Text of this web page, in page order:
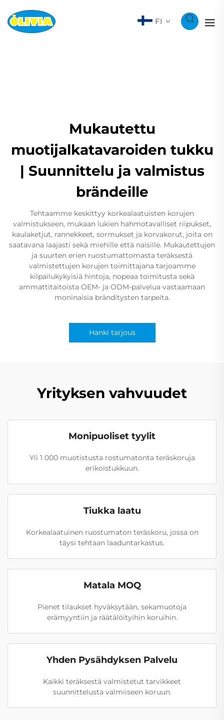
FI
Mukautettu
muotijalkatavaroiden tukku
| Suunnittelu ja valmistus
brändeille
Tehtaamme keskittyy korkealaatuisten korujen
valmistukseen, mukaan lukien hahmotavalliset riipukset,
kaulaketjut, rannekkeet, sormukset ja korvakorut, joita on
saatavana laajasti sekä miehille että naisille. Mukautettujen
ja suurten erien ruostumattomasta teräksestä
valmistettujen korujen toimittajana tarjoamme
kilpailukykyisiä hintoja, nopeaa toimitusta sekä
ammattitaitoista OEM- ja ODM-palvelua vastaamaan
moninaisia bränditysten tarpeita.
Hanki tarjous
Yrityksen vahvuudet
Monipuoliset tyylit
Yli 1 000 muotistusta rostumatonta teräskoruja
erikoistukkuun.
Tiukka laatu
Korkealaatuinen ruostumaton teräskoru, jossa on
täysi tehtaan laaduntarkastus.
Matala MOQ
Pienet tilaukset hyväksytään, sekamuotoja
erämyyntiin ja räätälöityihin koruihin.
Yhden Pysähdyksen Palvelu
Kaikki teräksestä valmistetut tarvikkeet
suunnittelusta valmiiseen koruun.